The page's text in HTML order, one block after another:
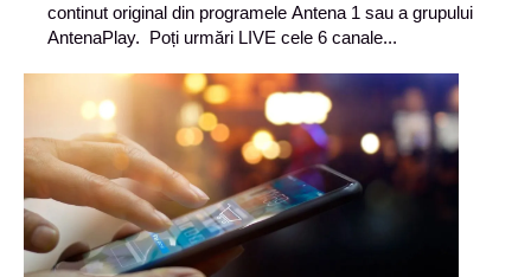
continut original din programele Antena 1 sau a grupului
AntenaPlay. Poți urmări LIVE cele 6 canale...